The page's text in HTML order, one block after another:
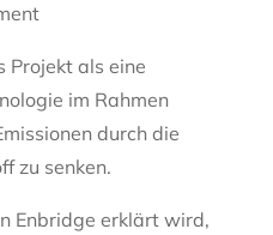
Projekt als eine
im Rahmen
durch die
zu senken.
Enbridge erklärt wird,